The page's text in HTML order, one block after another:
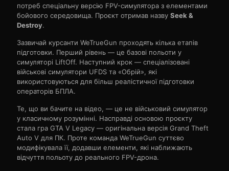
потреб спеціальну версію FPV-симулятора з елементами
бойового середовища. Проєкт отримав назву Seek &
Destroy.
Зазвичай курсанти WeTrueGun проходять кілька етапів
підготовки. Перший рівень — це базові польоти у
симуляторі LiftOff. Наступний крок — спеціалізовані
військові симулятори UFDS та «Обрій», які
використовуються для більш реалістичної підготовки
операторів БПЛА.
Те, що ви бачите на відео, — це не військовий симулятор
у класичному розумінні. Насправді основою проєкту
стала гра GTA V Legacy — оригінальна версія Grand Theft
Auto V для ПК. Проте команда WeTrueGun суттєво
модифікувала її, додавши елементи, які наближають
відчуття польоту до реального FPV-дрона.